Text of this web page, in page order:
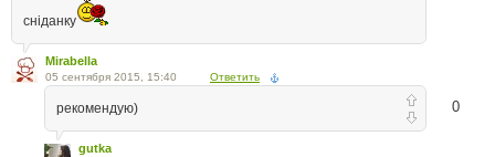
сніданку
Mirabella
05 сентября 2015, 15:40 Ответить
0
рекомендую)
gutka